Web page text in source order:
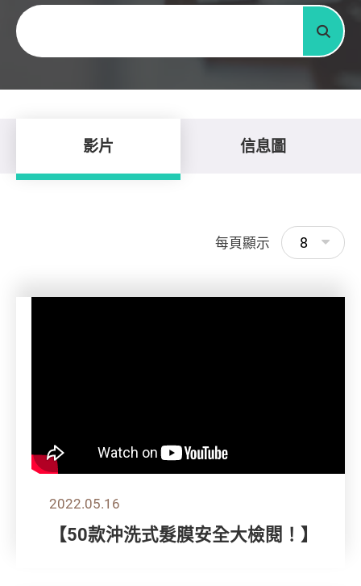
關鍵字
搜尋
影片 信息圖
每頁顯示 8
2022.05.16
【50款沖洗式髮膜安全大檢閱！】